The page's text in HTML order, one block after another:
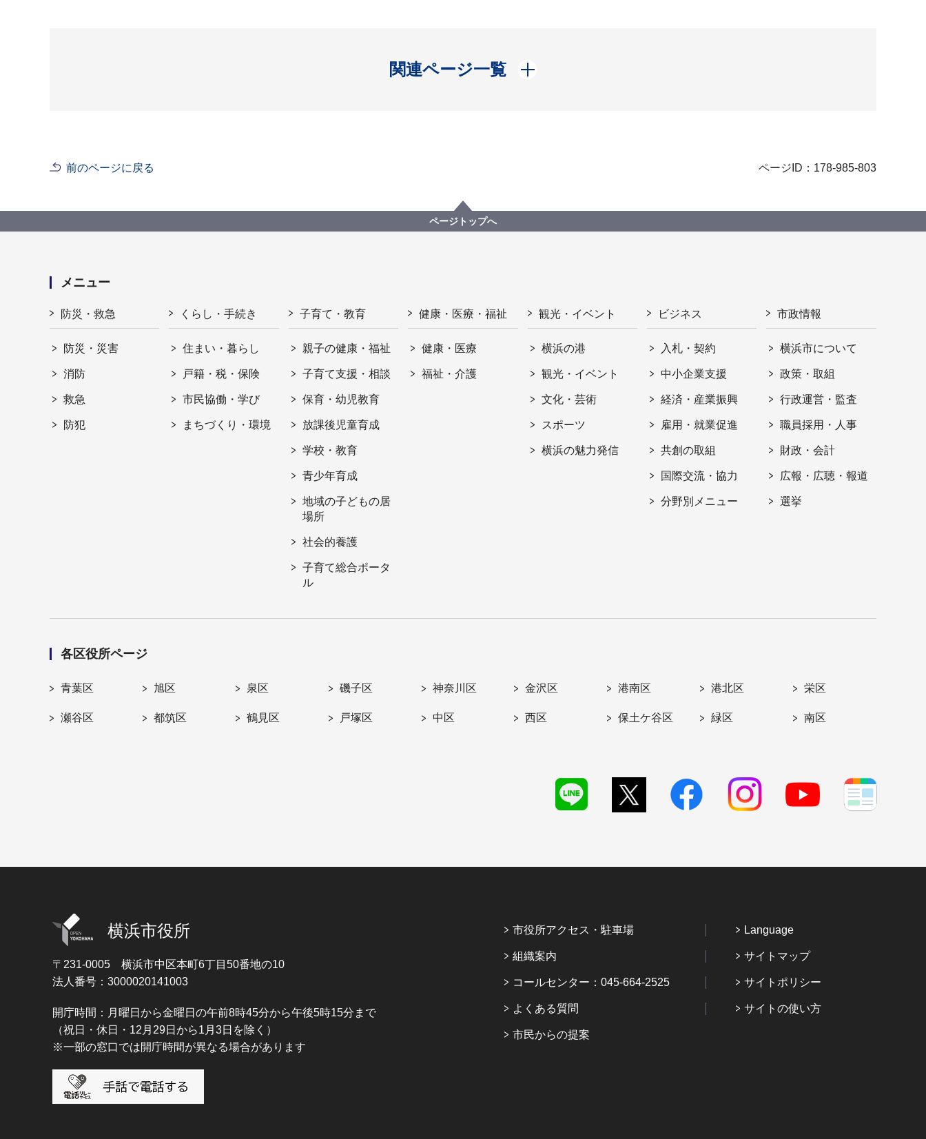
関連ページ一覧
開く
前のページに戻る ページID：178-985-803
ページトップへ
メニュー
防災・救急
防災・災害
消防
救急
防犯
くらし・手続き
住まい・暮らし
戸籍・税・保険
市民協働・学び
まちづくり・環境
子育て・教育
親子の健康・福祉
子育て支援・相談
保育・幼児教育
放課後児童育成
学校・教育
青少年育成
地域の子どもの居
場所
社会的養護
子育て総合ポータ
ル
健康・医療・福祉
健康・医療
福祉・介護
観光・イベント
横浜の港
観光・イベント
文化・芸術
スポーツ
横浜の魅力発信
ビジネス
入札・契約
中小企業支援
経済・産業振興
雇用・就業促進
共創の取組
国際交流・協力
分野別メニュー
市政情報
横浜市について
政策・取組
行政運営・監査
職員採用・人事
財政・会計
広報・広聴・報道
選挙
各区役所ページ
青葉区 旭区 泉区 磯子区 神奈川区 金沢区 港南区 港北区 栄区
瀬谷区 都筑区 鶴見区 戸塚区 中区 西区 保土ケ谷区 緑区 南区
横浜市役所
〒231-0005 横浜市中区本町6丁目50番地の10
法人番号：3000020141003
開庁時間：月曜日から金曜日の午前8時45分から午後5時15分まで
（祝日・休日・12月29日から1月3日を除く）
※一部の窓口では開庁時間が異なる場合があります
市役所アクセス・駐車場
組織案内
コールセンター：045-664-2525
よくある質問
市民からの提案
Language
サイトマップ
サイトポリシー
サイトの使い方